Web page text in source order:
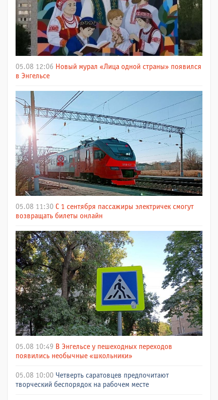
05.08 12:06 Новый мурал «Лица одной страны» появился
в Энгельсе
05.08 11:30 С 1 сентября пассажиры электричек смогут
возвращать билеты онлайн
05.08 10:49 В Энгельсе у пешеходных переходов
появились необычные «школьники»
05.08 10:00 Четверть саратовцев предпочитают
творческий беспорядок на рабочем месте